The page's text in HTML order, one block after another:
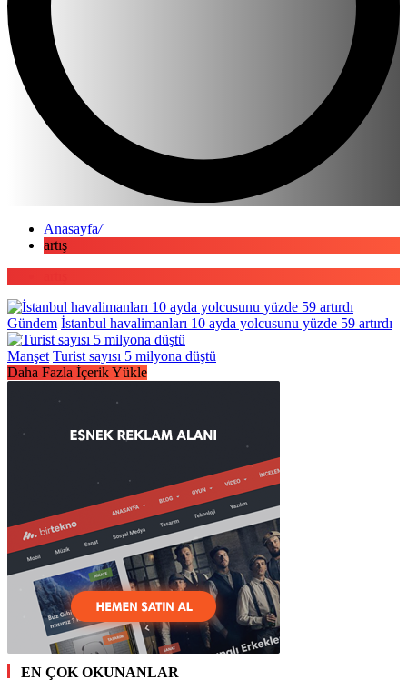
Anasayfa/
artış
Gündem İstanbul havalimanları 10 ayda yolcusunu yüzde 59 artırdı
Manşet Turist sayısı 5 milyona düştü
Daha Fazla İçerik Yükle
EN ÇOK OKUNANLAR